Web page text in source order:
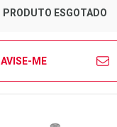
Ver Desconto Convênio
PRODUTO ESGOTADO
AVISE-ME